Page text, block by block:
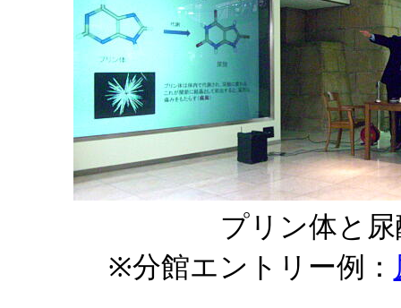
プリン体と
※分館エントリー例：